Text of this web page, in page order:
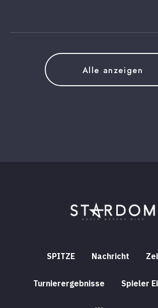
Alle anzeigen
SPITZE Nachricht
Turnierergebnisse Spieler